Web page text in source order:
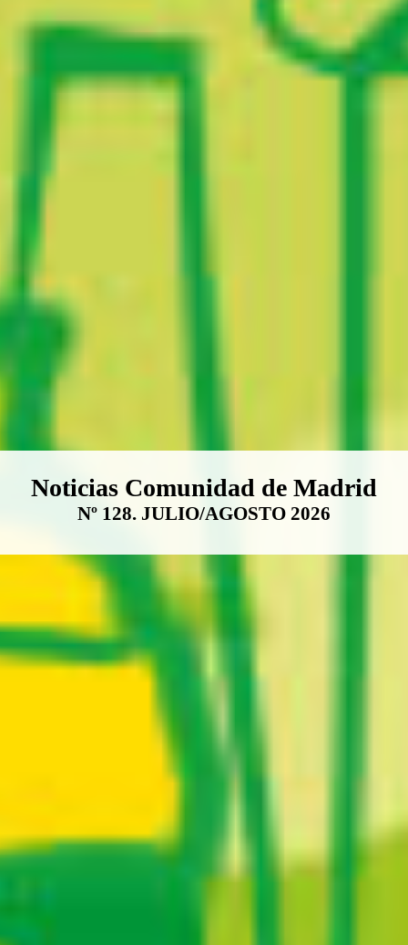
Boletín Noticias Comunidad de
Noticias Comunidad de Madrid
Nº 128. JULIO/AGOSTO 2026